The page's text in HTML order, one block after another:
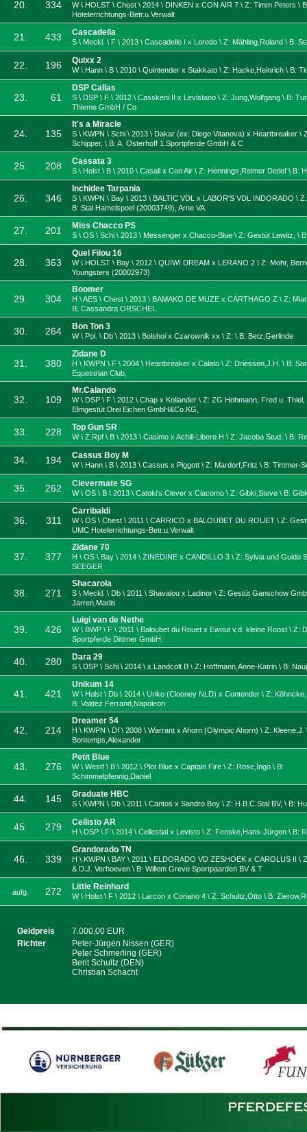
20. 334
W \ HOLST \ Chest \ 2014 \ DINKEN x CON AIR 7 \ Z: Timm Peters \
Hotelerrichtungs-Betr.u.Verwalt
21. 433 Cascadella
S \ Meckl. \ F \ 2013 \ Cascadello I x Loredo \ Z: Mähling,Roland \ B:
22. 196 Quixx 2
W \ Hann \ B \ 2010 \ Quintender x Stakkato \ Z: Hacke,Heinrich \ B:
23. 61
DSP Callas
S \ DSP \ F \ 2012 \ Casskeni II x Levistano \ Z: Jung,Wolfgang \ B:
Thieme GmbH / Co
24. 135
It's a Miracle
S \ KWPN \ Schi \ 2013 \ Dakar (ex: Diego Vitanova) x Heartbreaker \
Schipper, \ B: A. Osterhoff 1.Sportpferde GmbH & C
25. 208 Cassata 3
S \ Holst \ B \ 2010 \ Casall x Con Air \ Z: Hennings,Reimer Detlef \ B:
26. 346
Inchidee Tarpania
S \ KWPN \ Bay \ 2013 \ BALTIC VDL x LABOR'S VDL INDORADO \
B: Stal Hamelspoel (20003749), Arne VA
27. 201 Miss Chacco PS
S \ OS \ Schi \ 2013 \ Messenger x Chacco-Blue \ Z: Gestüt Lewitz, \
28. 363
Quel Filou 16
W \ HOLST \ Bay \ 2012 \ QUIWI DREAM x LERANO 2 \ Z: Mohr,
Youngsters (20002973)
29. 304
Boomer
H \ AES \ Chest \ 2013 \ BAMAKO DE MUZE x CARTHAGO Z \ Z:
B: Cassandra ORSCHEL
30. 264 Bon Ton 3
W \ Pol. \ Db \ 2013 \ Bolshoi x Czarownik xx \ Z: \ B: Betz,Gerlinde
31. 380
Zidane D
H \ KWPN \ F \ 2004 \ Heartbreaker x Calato \ Z: Driessen,J.H. \ B:
Equestrian Club,
32. 109
Mr.Calando
W \ DSP \ F \ 2012 \ Chap x Koliander \ Z: ZG Hohmann, Fred u. Thiel,
Elmgestüt Drei Eichen GmbH&Co.KG,
33. 228 Top Gun SR
W \ Z.Rpf \ B \ 2013 \ Casimo x Achill-Libero H \ Z: Jacoba Stud, \ B:
34. 194 Cassus Boy M
W \ Hann \ B \ 2013 \ Cassus x Piggott \ Z: Mardorf,Fritz \ B: Timmer-
35. 262 Clevermate SG
W \ OS \ B \ 2013 \ Catoki's Clever x Ciacomo \ Z: Gibki,Steve \ B:
36. 311
Carribaldi
W \ OS \ Chest \ 2011 \ CARRICO x BALOUBET DU ROUET \ Z:
UMC Hotelerrichtungs-Betr.u.Verwalt
37. 377
Zidane 70
H \ OS \ Bay \ 2014 \ ZINEDINE x CANDILLO 3 \ Z: Sylvia und Guido
SEEGER
38. 271
Shacarola
S \ Meckl. \ Db \ 2011 \ Shavalou x Ladinor \ Z: Gestüt Ganschow
Jarren,Marlis
39. 426
Luigi van de Nethe
W \ BWP \ F \ 2011 \ Baloubet du Rouet x Ewout v.d. kleine Roost \ Z:
Sportpferde Dittmer GmbH,
40. 280 Dara 29
S \ DSP \ Schi \ 2014 \ x Landcolt B \ Z: Hoffmann,Anne-Katrin \ B:
41. 421
Unikum 14
W \ Holst \ Db \ 2014 \ Uriko (Clooney NLD) x Contender \ Z:
B: Valdez Ferrand,Napoleon
42. 214
Dreamer 54
H \ KWPN \ Df \ 2008 \ Warrant x Ahorn (Olympic Ahorn) \ Z: Kleene,J.
Bontemps,Alexander
43. 276
Petit Blue
W \ Westf \ B \ 2012 \ Plot Blue x Captain Fire \ Z: Rose,Ingo \ B:
Schimmelpfennig,Daniel
44. 145 Graduate HBC
S \ KWPN \ Db \ 2011 \ Cantos x Sandro Boy \ Z: H.B.C.Stal BV, \ B:
45. 279 Cellisto AR
H \ DSP \ F \ 2014 \ Cellestial x Levisto \ Z: Fenske,Hans-Jürgen \ B:
46. 339
Grandorado TN
H \ KWPN \ BAY \ 2011 \ ELDORADO VD ZESHOEK x CAROLUS II \
& D.J. Verhoeven \ B: Willem Greve Sportpaarden BV & T
aufg. 272 Little Reinhard
W \ Holst \ F \ 2012 \ Larcon x Coriano 4 \ Z: Schultz,Otto \ B:
Geldpreis
7.000,00 EUR
Richter
Peter-Jürgen Nissen (GER)
Peter Schmerling (GER)
Bent Schultz (DEN)
Christian Schacht